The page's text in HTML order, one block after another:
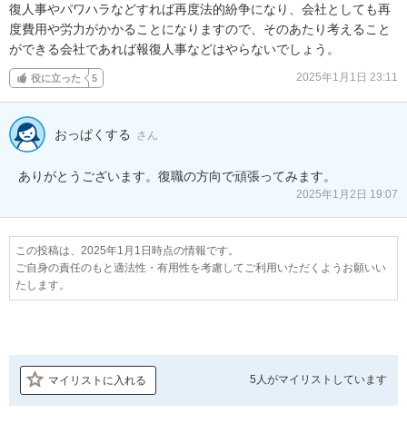
復人事やパワハラなどすれば再度法的紛争になり、会社としても再
度費用や労力がかかることになりますので、そのあたり考えること
ができる会社であれば報復人事などはやらないでしょう。
役に立った 5 2025年1月1日 23:11
おっぱくする さん
ありがとうございます。復職の方向で頑張ってみます。
2025年1月2日 19:07
この投稿は、2025年1月1日時点の情報です。
ご自身の責任のもと適法性・有用性を考慮してご利用いただくようお願いい
たします。
マイリストに入れる 5人がマイリストしています